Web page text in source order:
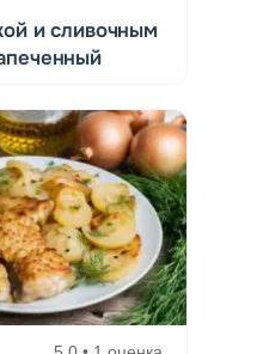
и сливочным